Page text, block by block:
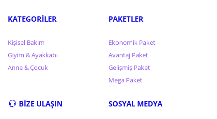
KATEGORİLER
Kişisel Bakım
Giyim & Ayakkabı
Anne & Çocuk
PAKETLER
Ekonomik Paket
Avantaj Paket
Gelişmiş Paket
Mega Paket
BİZE ULAŞIN SOSYAL MEDYA